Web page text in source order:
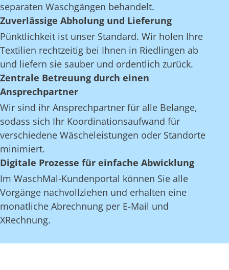
separaten Waschgängen behandelt.
Zuverlässige Abholung und Lieferung
Pünktlichkeit ist unser Standard. Wir holen Ihre
Textilien rechtzeitig bei Ihnen in Riedlingen ab
und liefern sie sauber und ordentlich zurück.
Zentrale Betreuung durch einen
Ansprechpartner
Wir sind ihr Ansprechpartner für alle Belange,
sodass sich Ihr Koordinationsaufwand für
verschiedene Wäscheleistungen oder Standorte
minimiert.
Digitale Prozesse für einfache Abwicklung
Im WaschMal-Kundenportal können Sie alle
Vorgänge nachvollziehen und erhalten eine
monatliche Abrechnung per E-Mail und
XRechnung.